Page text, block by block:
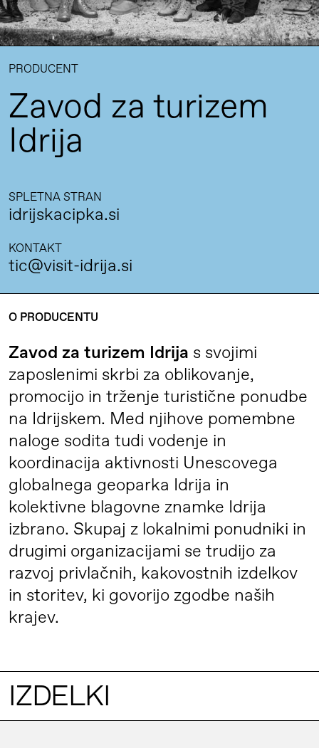
PRODUCENT
Zavod za turizem
Idrija
SPLETNA STRAN
idrijskacipka.si
KONTAKT
tic@visit-idrija.si
O PRODUCENTU
Zavod za turizem Idrija s svojimi
zaposlenimi skrbi za oblikovanje,
promocijo in trženje turistične ponudbe
na Idrijskem. Med njihove pomembne
naloge sodita tudi vodenje in
koordinacija aktivnosti Unescovega
globalnega geoparka Idrija in
kolektivne blagovne znamke Idrija
izbrano. Skupaj z lokalnimi ponudniki in
drugimi organizacijami se trudijo za
razvoj privlačnih, kakovostnih izdelkov
in storitev, ki govorijo zgodbe naših
krajev.
IZDELKI